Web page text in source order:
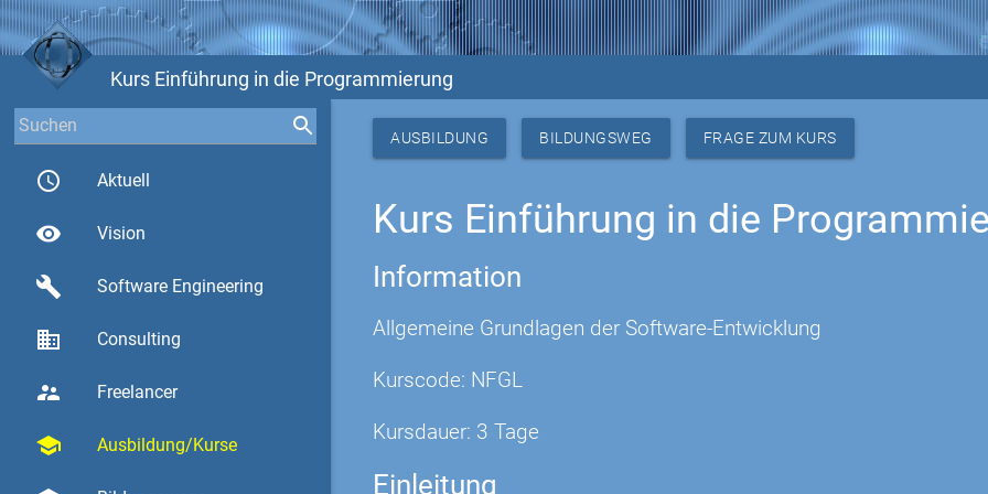
Kurs Einführung in die Programmierung
access_time Aktuell
visibility Vision
build Software Engineering
business Consulting
supervisor_account Freelancer
school Ausbildung/Kurse
AUSBILDUNG BILDUNGSWEG FRAGE ZUM KURS
Kurs Einführung in die
Information
Allgemeine Grundlagen der Software-Entwicklung
Kurscode: NFGL
Kursdauer: 3 Tage
Einleitung